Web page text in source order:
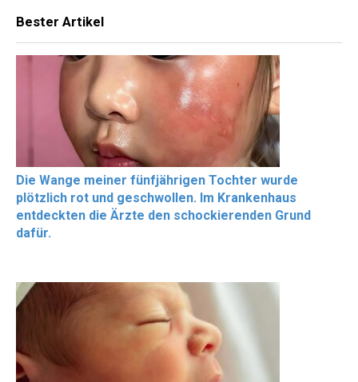
Bester Artikel
Die Wange meiner fünfjährigen Tochter wurde
plötzlich rot und geschwollen. Im Krankenhaus
entdeckten die Ärzte den schockierenden Grund
dafür.